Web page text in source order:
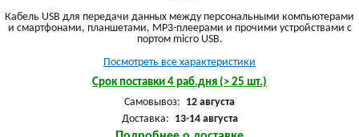
Кабель USB для передачи данных между персональными компьютерами
и смартфонами, планшетами, MP3-плеерами и прочими устройствами с
портом micro USB.
Посмотреть все характеристики
Срок поставки 4 раб.дня (> 25 шт.)
Самовывоз: 12 августа
Доставка: 13-14 августа